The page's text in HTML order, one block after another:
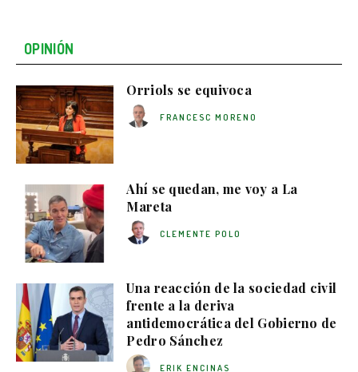
OPINIÓN
Orriols se equivoca
FRANCESC MORENO
Ahí se quedan, me voy a La
Mareta
CLEMENTE POLO
Una reacción de la sociedad civil
frente a la deriva
antidemocrática del Gobierno de
Pedro Sánchez
ERIK ENCINAS